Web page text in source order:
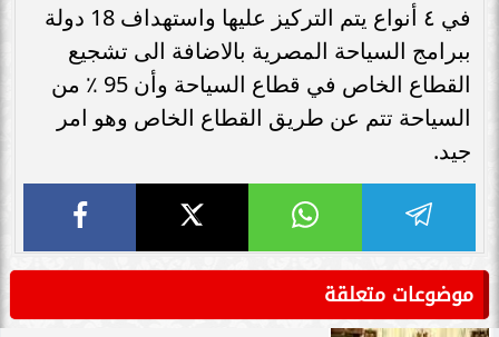
في ٤ أنواع يتم التركيز عليها واستهداف 18 دولة
ببرامج السياحة المصرية بالاضافة الى تشجيع
القطاع الخاص في قطاع السياحة وأن 95 ٪ من
السياحة تتم عن طريق القطاع الخاص وهو امر
جيد.
موضوعات متعلقة